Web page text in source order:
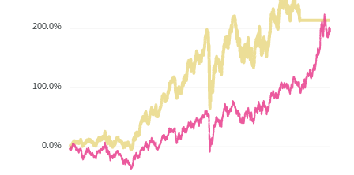
200.0%
100.0%
0.0%